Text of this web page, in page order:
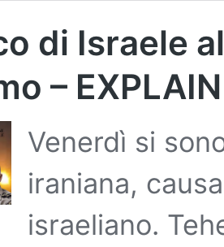
di Israele
–
Venerdì si
iraniana,
israeliano.